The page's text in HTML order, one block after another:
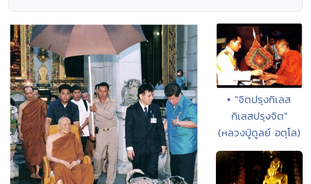
• "จิตปรุงกิเลส
กิเลสปรุงจิต"
(หลวงปู่ดูลย์ อตุโล)